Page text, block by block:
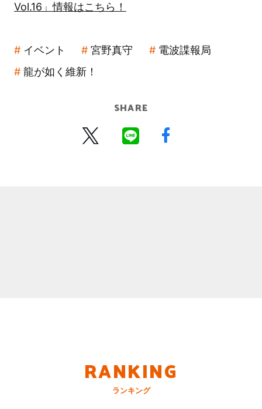
Vol.16」情報はこちら！
イベント 宮野真守
電波諜報局
龍が如く維新！
SHARE
RANKING
ランキング